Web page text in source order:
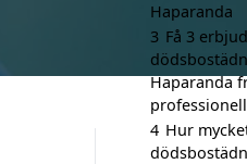
Haparanda
3 Få 3
Haparanda
4 Hur